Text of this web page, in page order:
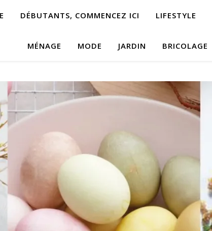
DÉBUTANTS, COMMENCEZ ICI LIFESTYLE
MÉNAGE MODE JARDIN BRICOLAGE